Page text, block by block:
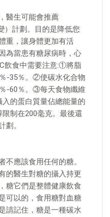
醫生可能會推薦
）計劃。目的是降低您
重，讓身體更加有活
為當患有糖尿病時，心
飲食中需要注意:①將脂
-35％。②使碳水化合物
-60％。③每天食物纖維
的蛋白質量佔總能量的
制在200毫克。最後還
劃。
不應該食用任何的糖。
的醫生對糖的攝入持更
糖它們是整體健康飲食
可以的，食用糖對血糖
請記住，糖是一種碳水